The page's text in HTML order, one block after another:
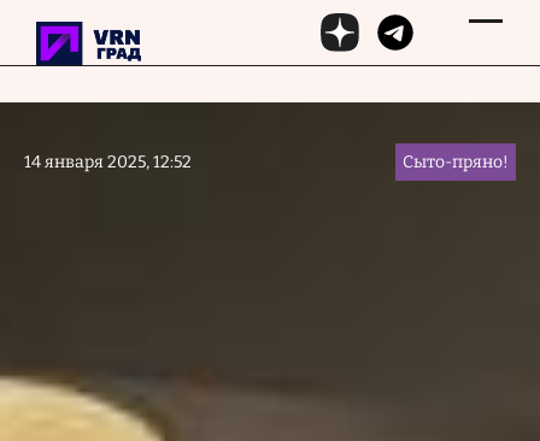
Перейти к основному содержанию
14 января 2025, 12:52 Сыто-пряно!